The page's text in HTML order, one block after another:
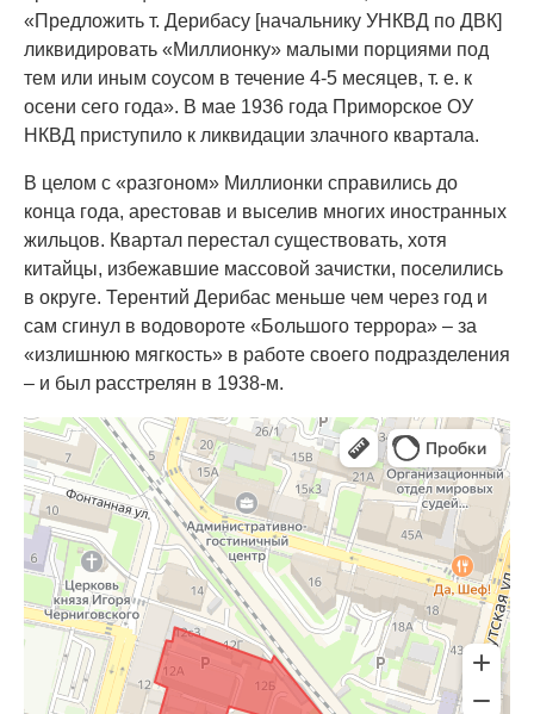
«Предложить т. Дерибасу [начальнику УНКВД по ДВК]
ликвидировать «Миллионку» малыми порциями под
тем или иным соусом в течение 4-5 месяцев, т. е. к
осени сего года». В мае 1936 года Приморское ОУ
НКВД приступило к ликвидации злачного квартала.
В целом с «разгоном» Миллионки справились до
конца года, арестовав и выселив многих иностранных
жильцов. Квартал перестал существовать, хотя
китайцы, избежавшие массовой зачистки, поселились
в округе. Терентий Дерибас меньше чем через год и
сам сгинул в водовороте «Большого террора» – за
«излишнюю мягкость» в работе своего подразделения
– и был расстрелян в 1938-м.